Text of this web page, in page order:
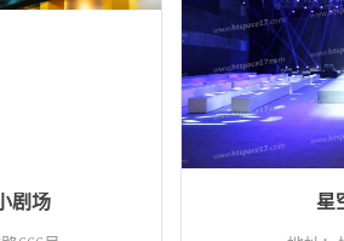
剧场 星